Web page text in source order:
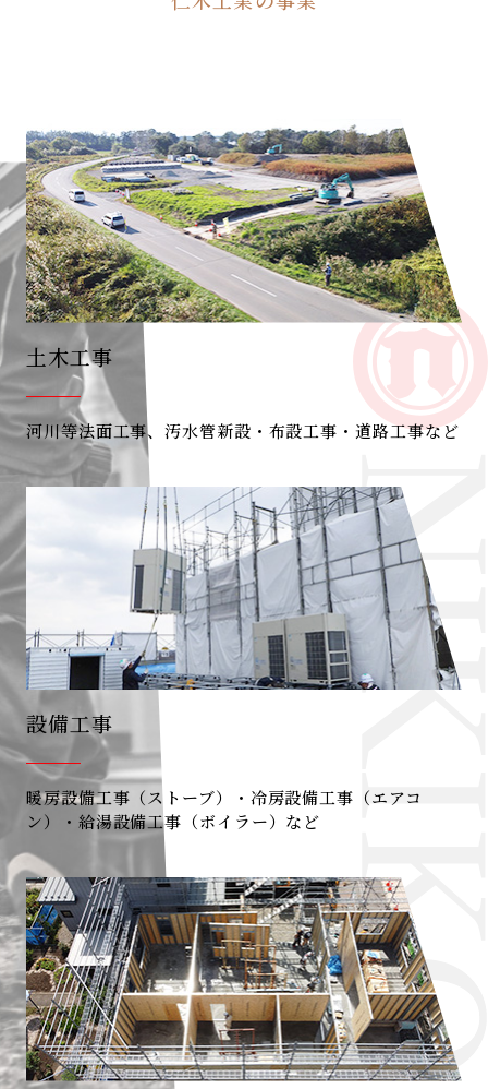
土木工事
河川等法面工事、汚水管新設・布設工事・道路工事など
設備工事
暖房設備工事（ストーブ）・冷房設備工事（エアコ
ン）・給湯設備工事（ボイラー）など